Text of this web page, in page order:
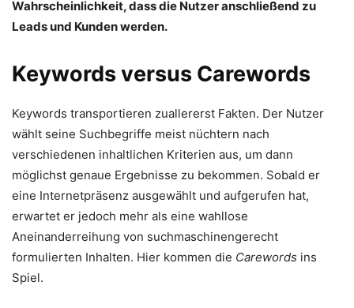
Wahrscheinlichkeit, dass die Nutzer anschließend zu
Leads und Kunden werden.
Keywords versus Carewords
Keywords transportieren zuallererst Fakten. Der Nutzer
wählt seine Suchbegriffe meist nüchtern nach
verschiedenen inhaltlichen Kriterien aus, um dann
möglichst genaue Ergebnisse zu bekommen. Sobald er
eine Internetpräsenz ausgewählt und aufgerufen hat,
erwartet er jedoch mehr als eine wahllose
Aneinanderreihung von suchmaschinengerecht
formulierten Inhalten. Hier kommen die Carewords ins
Spiel.